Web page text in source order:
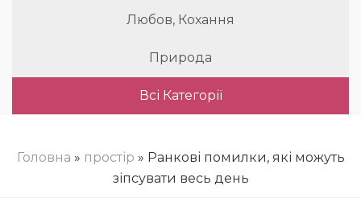
Любов, Кохання
Природа
Всі Категорії
Головна » простір » Ранкові помилки, які можуть
зіпсувати весь день